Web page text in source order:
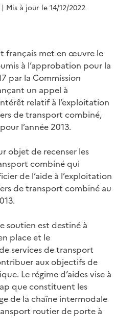
| Mis à jour le 14/12/2022
français met en œuvre le
à l’approbation pour la
par la Commission
un appel à
relatif à l’exploitation
de transport combiné,
l’année 2013.
objet de recenser les
combiné qui
de l’aide à l’exploitation
de transport combiné au
soutien est destiné à
place et le
services de transport
aux objectifs de
Le régime d’aides vise à
que constituent les
de la chaîne intermodale
routier de porte à